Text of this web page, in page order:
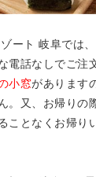
ート 岐阜では
電話なしでご注
小窓があります
。又、お帰りの
ことなくお帰り